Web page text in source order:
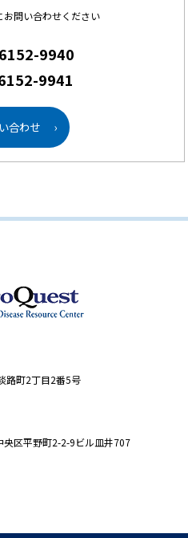
お問い合わせください
9940
9941
合わせ ›
路町2丁目2番5号
区平野町2-2-9ビル皿井707